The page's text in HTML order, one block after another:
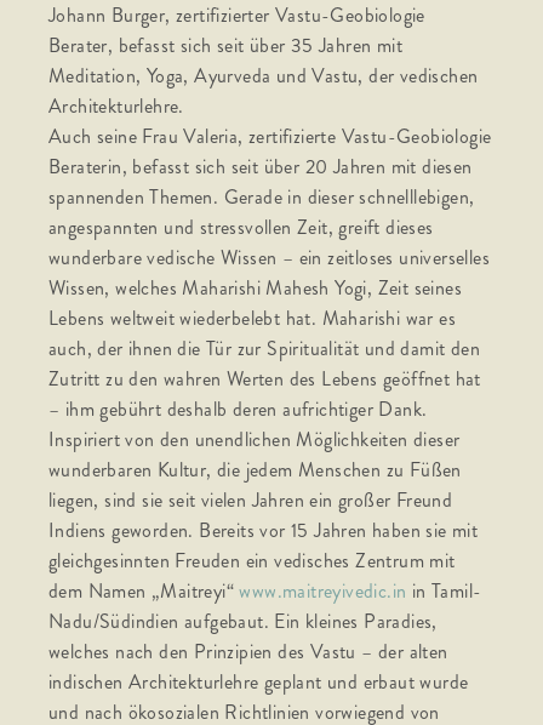
Johann Burger, zertifizierter Vastu-Geobiologie
Berater, befasst sich seit über 35 Jahren mit
Meditation, Yoga, Ayurveda und Vastu, der vedischen
Architekturlehre.
Auch seine Frau Valeria, zertifizierte Vastu-Geobiologie
Beraterin, befasst sich seit über 20 Jahren mit diesen
spannenden Themen. Gerade in dieser schnelllebigen,
angespannten und stressvollen Zeit, greift dieses
wunderbare vedische Wissen – ein zeitloses universelles
Wissen, welches Maharishi Mahesh Yogi, Zeit seines
Lebens weltweit wiederbelebt hat. Maharishi war es
auch, der ihnen die Tür zur Spiritualität und damit den
Zutritt zu den wahren Werten des Lebens geöffnet hat
– ihm gebührt deshalb deren aufrichtiger Dank.
Inspiriert von den unendlichen Möglichkeiten dieser
wunderbaren Kultur, die jedem Menschen zu Füßen
liegen, sind sie seit vielen Jahren ein großer Freund
Indiens geworden. Bereits vor 15 Jahren haben sie mit
gleichgesinnten Freuden ein vedisches Zentrum mit
dem Namen „Maitreyi“www.maitreyivedic.in in Tamil-
Nadu/Südindien aufgebaut. Ein kleines Paradies,
welches nach den Prinzipien des Vastu – der alten
indischen Architekturlehre geplant und erbaut wurde
und nach ökosozialen Richtlinien vorwiegend von